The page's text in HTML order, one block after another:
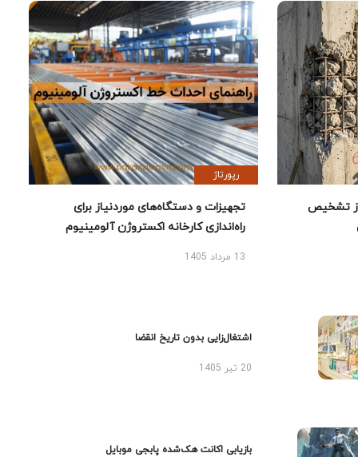
تشخیص
رپورتاژ
تجهیزات و دستگاه‌های موردنیاز برای
راه‌اندازی کارخانه اکستروژن آلومینیوم
13 مرداد 1405
اشتغال‌زایی بدون تاریخ انقضا
20 تیر 1405
بازیابی اکانت هک‌شده پابجی موبایل